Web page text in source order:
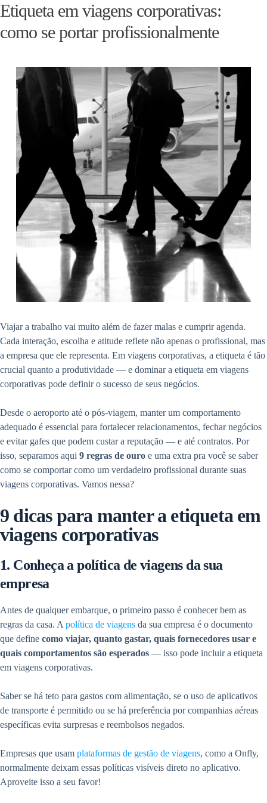
Etiqueta em viagens corporativas:
como se portar profissionalmente
Viajar a trabalho vai muito além de fazer malas e cumprir agenda.
Cada interação, escolha e atitude reflete não apenas o profissional, mas
a empresa que ele representa. Em viagens corporativas, a etiqueta é tão
crucial quanto a produtividade — e dominar a etiqueta em viagens
corporativas pode definir o sucesso de seus negócios.
Desde o aeroporto até o pós-viagem, manter um comportamento
adequado é essencial para fortalecer relacionamentos, fechar negócios
e evitar gafes que podem custar a reputação — e até contratos. Por
isso, separamos aqui 9 regras de ouro e uma extra pra você se saber
como se comportar como um verdadeiro profissional durante suas
viagens corporativas. Vamos nessa?
9 dicas para manter a etiqueta em
viagens corporativas
1. Conheça a política de viagens da sua
empresa
Antes de qualquer embarque, o primeiro passo é conhecer bem as
regras da casa. A política de viagens da sua empresa é o documento
que define como viajar, quanto gastar, quais fornecedores usar e
quais comportamentos são esperados — isso pode incluir a etiqueta
em viagens corporativas.
Saber se há teto para gastos com alimentação, se o uso de aplicativos
de transporte é permitido ou se há preferência por companhias aéreas
específicas evita surpresas e reembolsos negados.
Empresas que usam plataformas de gestão de viagens, como a Onfly,
normalmente deixam essas políticas visíveis direto no aplicativo.
Aproveite isso a seu favor!